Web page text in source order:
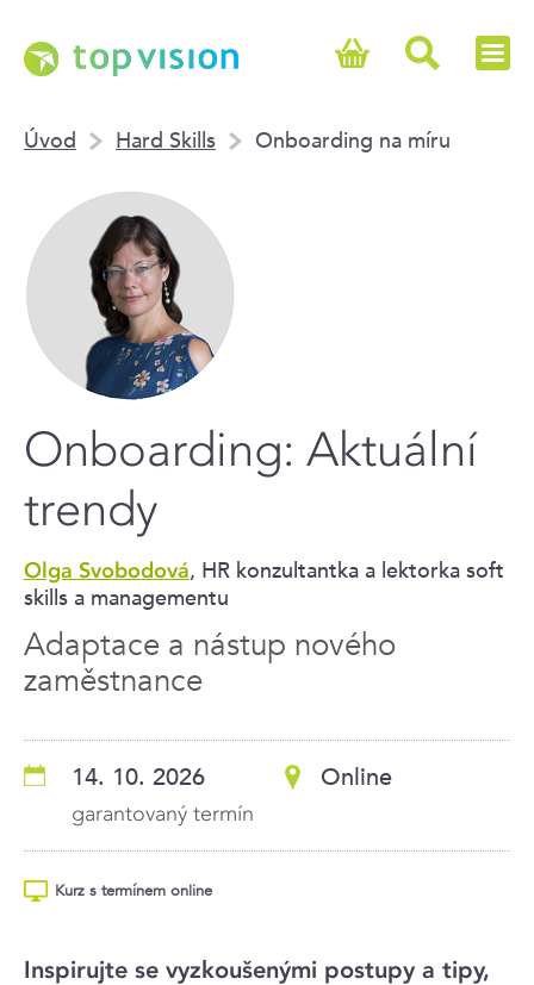
Úvod Hard Skills Onboarding na míru
Onboarding: Aktuální
trendy
Olga Svobodová, HR konzultantka a lektorka soft
skills a managementu
Adaptace a nástup nového
zaměstnance
14. 10. 2026
garantovaný termín
Online
Kurz s termínem online
Inspirujte se vyzkoušenými postupy a tipy,